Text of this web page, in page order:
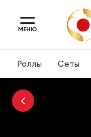
МЕНЮ
Роллы Сеты